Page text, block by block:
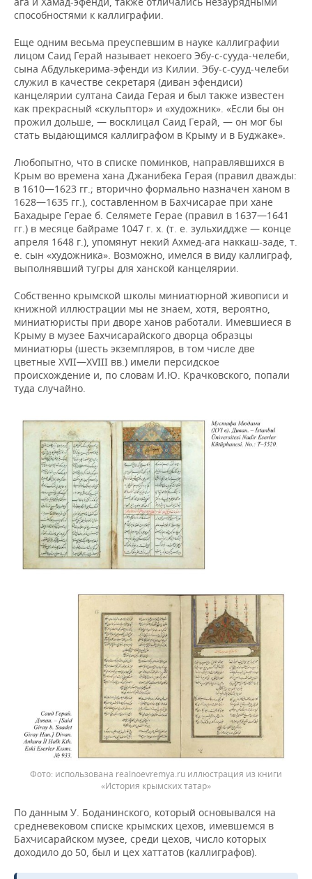
способностями к каллиграфии.
Еще одним весьма преуспевшим в науке каллиграфии
лицом Саид Герай называет некоего Эбу-с-сууда-челеби,
сына Абдулькерима-эфенди из Килии. Эбу-с-сууд-челеби
служил в качестве секретаря (диван эфендиси)
канцелярии султана Саида Герая и был также известен
как прекрасный «скульптор» и «художник». «Если бы он
прожил дольше, — восклицал Саид Герай, — он мог бы
стать выдающимся каллиграфом в Крыму и в Буджаке».
Любопытно, что в списке поминков, направлявшихся в
Крым во времена хана Джанибека Герая (правил дважды:
в 1610—1623 гг.; вторично формально назначен ханом в
1628—1635 гг.), составленном в Бахчисарае при хане
Бахадыре Герае б. Селямете Герае (правил в 1637—1641
гг.) в месяце байраме 1047 г. х. (т. е. зульхиддже — конце
апреля 1648 г.), упомянут некий Ахмед-ага наккаш-заде, т.
е. сын «художника». Возможно, имелся в виду каллиграф,
выполнявший тугры для ханской канцелярии.
Собственно крымской школы миниатюрной живописи и
книжной иллюстрации мы не знаем, хотя, вероятно,
миниатюристы при дворе ханов работали. Имевшиеся в
Крыму в музее Бахчисарайского дворца образцы
миниатюры (шесть экземпляров, в том числе две
цветные XVII—XVIII вв.) имели персидское
происхождение и, по словам И.Ю. Крачковского, попали
туда случайно.
использована realnoevremya.ru иллюстрация из книги
«История крымских татар»
По данным У. Боданинского, который основывался на
средневековом списке крымских цехов, имевшемся в
Бахчисарайском музее, среди цехов, число которых
доходило до 50, был и цех хаттатов (каллиграфов).